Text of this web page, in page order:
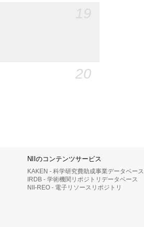
20
NIIのコンテンツサービス
KAKEN - 科学研究費助成事業データベース
IRDB - 学術機関リポジトリデータベース
NII-REO - 電子リソースリポジトリ